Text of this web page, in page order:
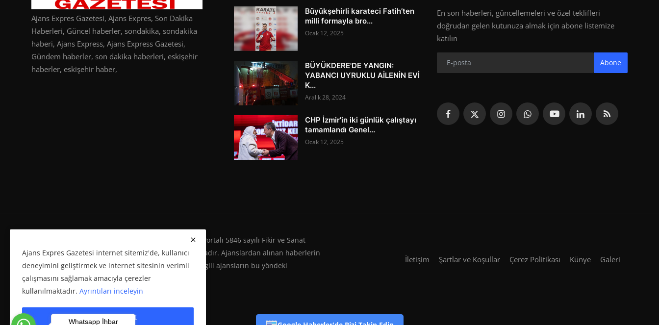
Ajans Expres Gazetesi, Ajans Expres, Son Dakika
Haberleri, Güncel haberler, sondakika, sondakika
haberi, Ajans Express, Ajans Express Gazetesi,
Gündem haberler, son dakika haberleri, eskişehir
haberler, eskişehir haber,
Büyükşehirli karateci Fatih’ten
milli formayla bro...
Ocak 12, 2025
BÜYÜKDERE'DE YANGIN:
YABANCI UYRUKLU AİLENİN EVİ
K...
Aralık 28, 2024
CHP İzmir'in iki günlük çalıştayı
tamamlandı Genel...
Ocak 12, 2025
En son haberleri, güncellemeleri ve özel teklifleri
doğrudan gelen kutunuza almak için abone listemize
katılın
Abone
Ajans Expres Gazetesi Copyright © Her Hakkı Haber Portalı 5846 sayılı Fikir ve Sanat
Eserleri Kanunu'na %100 uygun olarak yayınlanmaktadır. Ajanslardan alınan haberlerin
yeniden yayımı ve herhangi bir ortamda basılması, ilgili ajansların bu yöndeki
politikasına bağlı olarak önceden yazılı izin gerektirir.
İletişim Şartlar ve Koşullar Çerez Politikası Künye Galeri
Ajans Expres Gazetesi internet sitemiz'de, kullanıcı
deneyimini geliştirmek ve internet sitesinin verimli
çalışmasını sağlamak amacıyla çerezler
kullanılmaktadır. Ayrıntıları inceleyin
Çerezleri kabul et
Whatsapp İhbar